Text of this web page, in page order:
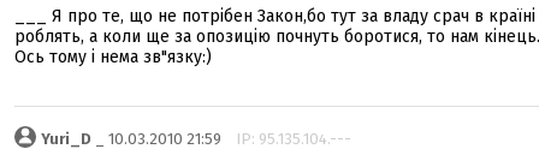
___ Я про те, що не потрібен Закон,бо тут за владу срач в країні
роблять, а коли ще за опозицію почнуть боротися, то нам кінець.
Ось тому і нема зв"язку:)
Yuri_D _ 10.03.2010 21:59 IP: 95.135.104.---